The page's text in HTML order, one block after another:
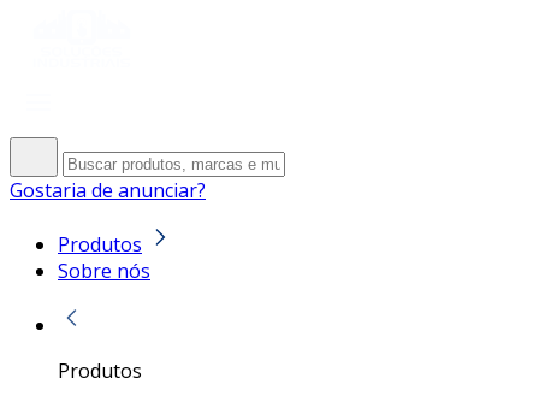
Gostaria de anunciar?
Produtos
Sobre nós
Produtos